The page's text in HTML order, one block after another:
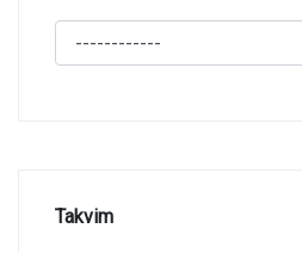
Takvim